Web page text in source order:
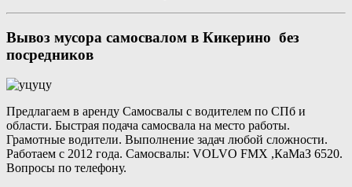
Вывоз мусора самосвалом в Кикерино без
посредников
Предлагаем в аренду Самосвалы с водителем по СПб и
области. Быстрая подача самосвала на место работы.
Грамотные водители. Выполнение задач любой сложности.
Работаем с 2012 года. Самосвалы: VOLVO FMX ,КаМаЗ 6520.
Вопросы по телефону.